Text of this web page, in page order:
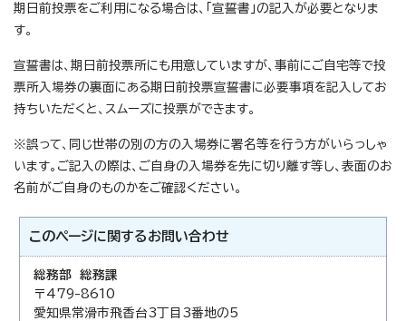
期日前投票をご利用になる場合は、「宣誓書」の記入が必要となりま
す。
宣誓書は、期日前投票所にも用意していますが、事前にご自宅等で投
票所入場券の裏面にある期日前投票宣誓書に必要事項を記入してお
持ちいただくと、スムーズに投票ができます。
※誤って、同じ世帯の別の方の入場券に署名等を行う方がいらっしゃ
います。ご記入の際は、ご自身の入場券を先に切り離す等し、表面のお
名前がご自身のものかをご確認ください。
このページに関する お問い合わせ
総務部 総務課
〒479-8610
愛知県常滑市飛香台3丁目3番地の5